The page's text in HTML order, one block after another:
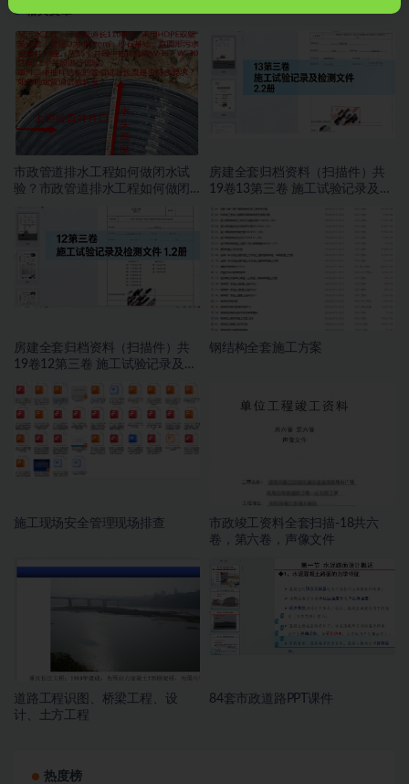
市政管道排水工程如何做闭水试
验？市政管道排水工程如何做闭
房建全套归档资料（扫描件）共
19卷13第三卷 施工试验记录及检
房建全套归档资料（扫描件）共
19卷12第三卷 施工试验记录及检
钢结构全套施工方案
施工现场安全管理现场排查
市政竣工资料全套扫描-18共六
卷，第六卷，声像文件
道路工程识图、桥梁工程、设
计、土方工程
84套市政道路PPT课件
热度榜